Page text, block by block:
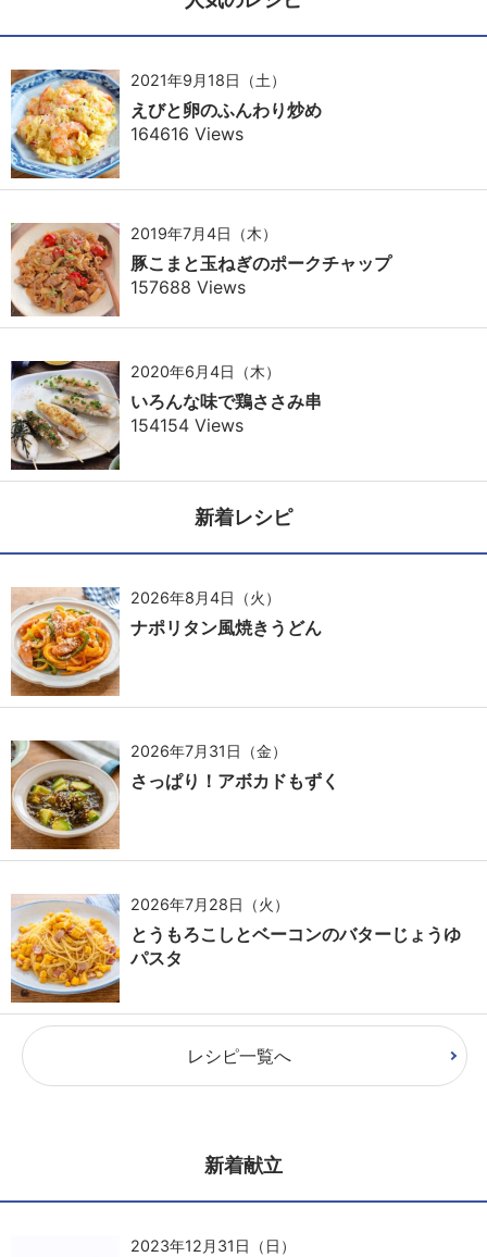
2021年9月18日（土）
えびと卵のふんわり炒め
164616 Views
2019年7月4日（木）
豚こまと玉ねぎのポークチャップ
157688 Views
2020年6月4日（木）
いろんな味で鶏ささみ串
154154 Views
新着レシピ
2026年8月4日（火）
ナポリタン風焼きうどん
2026年7月31日（金）
さっぱり！アボカドもずく
2026年7月28日（火）
とうもろこしとベーコンのバターじょうゆ
パスタ
レシピ一覧へ
新着献立
2023年12月31日（日）